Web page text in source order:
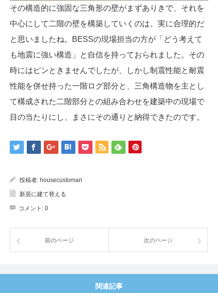
その構造的に強固な三角形の壁がまずありきで、それを
中心にして二階の壁を構築していくのは、実に合理的だ
と思いましたね。BESSの現場担当の方が「どう考えて
も地震に強い構造」と自信を持っておられました。その
時にはピンときませんでしたが、しかし制震性能と耐震
性能を併せ持った一階ログ部分と、三角構造物を主とし
て構成された二階部分との組み合わせを建築中の現場で
目の当たりにし、まさにその通りと納得できたのです。
投稿者: housecustoman
新居に建て替える
コメント: 0
前のページ 次のページ
関連記事